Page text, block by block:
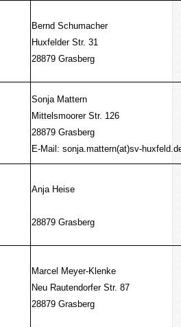
Bernd Schumacher
Huxfelder Str. 31
28879 Grasberg
Sonja Mattern
Mittelsmoorer Str. 126
28879 Grasberg
E-Mail: sonja.mattern(at)sv-
Anja Heise
28879 Grasberg
Marcel Meyer-Klenke
Neu Rautendorfer Str. 87
28879 Grasberg